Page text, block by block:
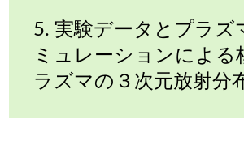
5. 実験データとプラズ
ミュレーションによる
ラズマの３次元放射分